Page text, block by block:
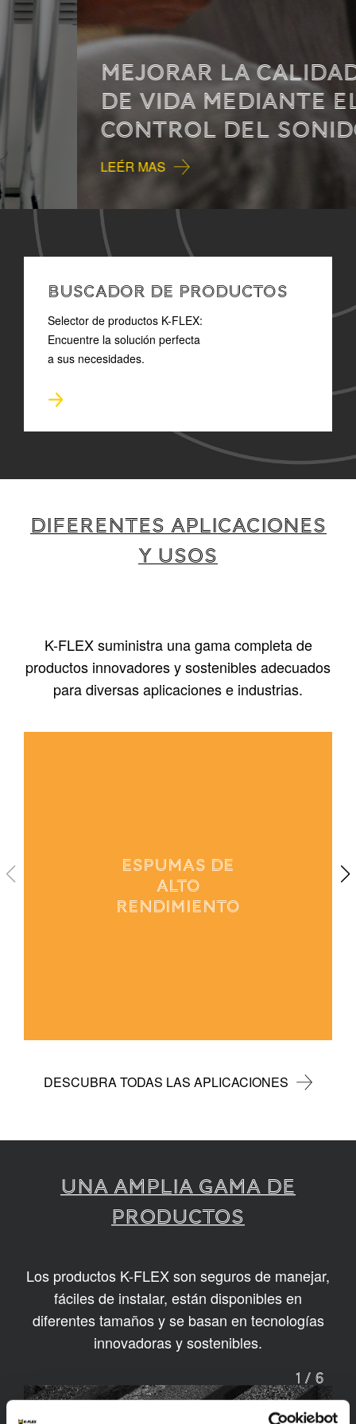
MEJORAR LA CALIDAD
DE VIDA MEDIANTE EL
CONTROL DEL SONIDO
LEÉR MAS
BUSCADOR DE PRODUCTOS
Selector de productos K-FLEX:
Encuentre la solución perfecta
a sus necesidades.
DIFERENTES APLICACIONES
Y USOS
K-FLEX suministra una gama completa de
productos innovadores y sostenibles adecuados
para diversas aplicaciones e industrias.
ESPUMAS DE
ALTO
RENDIMIENTO
DESCUBRA TODAS LAS APLICACIONES
UNA AMPLIA GAMA DE
PRODUCTOS
Los productos K-FLEX son seguros de manejar,
fáciles de instalar, están disponibles en
diferentes tamaños y se basan en tecnologías
innovadoras y sostenibles.
1 / 6